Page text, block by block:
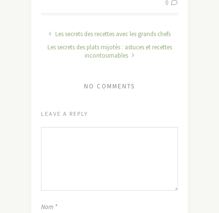
0
Les secrets des recettes avec les grands chefs
Les secrets des plats mijotés : astuces et recettes
incontournables
NO COMMENTS
LEAVE A REPLY
Nom *